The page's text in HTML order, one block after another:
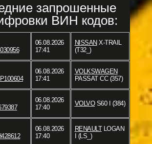
запрошенные
ВИН кодов:
06.08.2026
17:41
NISSAN X-TRAIL
(T32_)
06.08.2026
17:41
VOLKSWAGEN
PASSAT CC (357)
06.08.2026
17:40
VOLVOS60 I (384)
06.08.2026
17:40
RENAULTLOGAN
I (LS_)